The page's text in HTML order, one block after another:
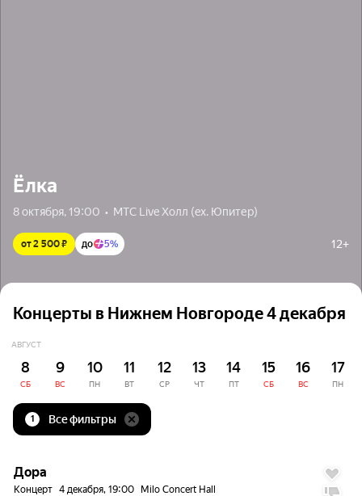
Ёлка
8 октября, 19:00  •  МТС Live Холл (ex. Юпитер)
от 2 500 ₽ до 5% 12+
Концерты в Нижнем Новгороде 4 декабря
АВГУСТ
8
СБ
9
ВС
10
ПН
11
ВТ
12
СР
13
ЧТ
14
ПТ
15
СБ
16
ВС
17
ПН
1 Все фильтры
Дора
Концерт 4 декабря, 19:00 Milo Concert Hall